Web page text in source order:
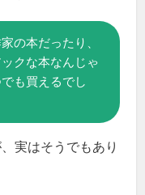
の本だったり、
クな本なんじゃ
も買えるでし
実はそうでもあり